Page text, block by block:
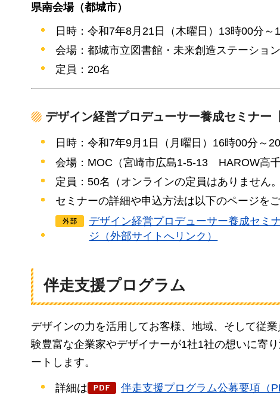
県南会場（都城市）
日時：令和7年8月21日（木曜日）13時00分～
会場：都城市立図書館・未来創造ステーショ
定員：20名
デザイン経営プロデューサー養成セミナー
日時：令和7年9月1日（月曜日）16時00分～
会場：MOC（宮崎市広島1-5-13
HAROW高
定員：50名（オンラインの定員はありません。
セミナーの詳細や申込方法は以下のページを
デザイン経営プロデューサー養成セミ
ジ（外部サイトへリンク）
伴走支援プログラム
デザインの力を活用してお客様、地域、そして従
験豊富な企業家やデザイナーが1社1社の想いに寄
ートします。
詳細は 伴走支援プログラム公募要項（